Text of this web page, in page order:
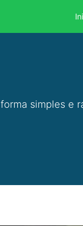
simples e